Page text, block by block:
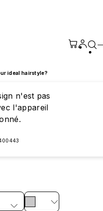
ideal hairstyle?
n'est pas
l'appareil